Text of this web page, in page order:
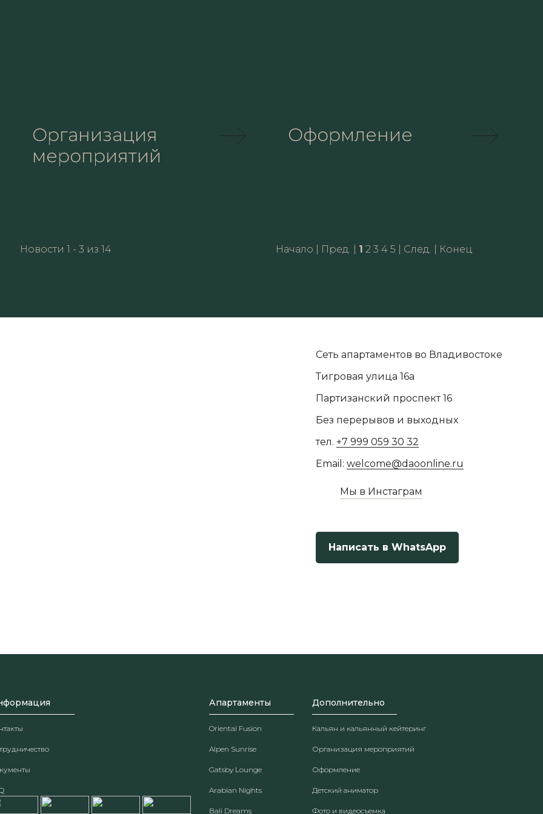
Организация
мероприятий
Оформление
Новости 1 - 3 из 14 Начало | Пред. | 1 2 3 4 5 След. Конец
Сеть апартаментов во Владивостоке
Тигровая улица 16а
Партизанский проспект 16
Без перерывов и выходных
тел. +7 999 059 30 32
Email: welcome@daoonline.ru
Мы в Инстаграм
Написать в WhatsApp
Апартаменты
Oriental Fusion
Alpen Sunrise
Gatsby Lounge
Arabian Nights
Bali Dreams
Дополнительно
Кальян и кальянный кейтеринг
Организация мероприятий
Оформление
Детский аниматор
Фото и видеосъемка